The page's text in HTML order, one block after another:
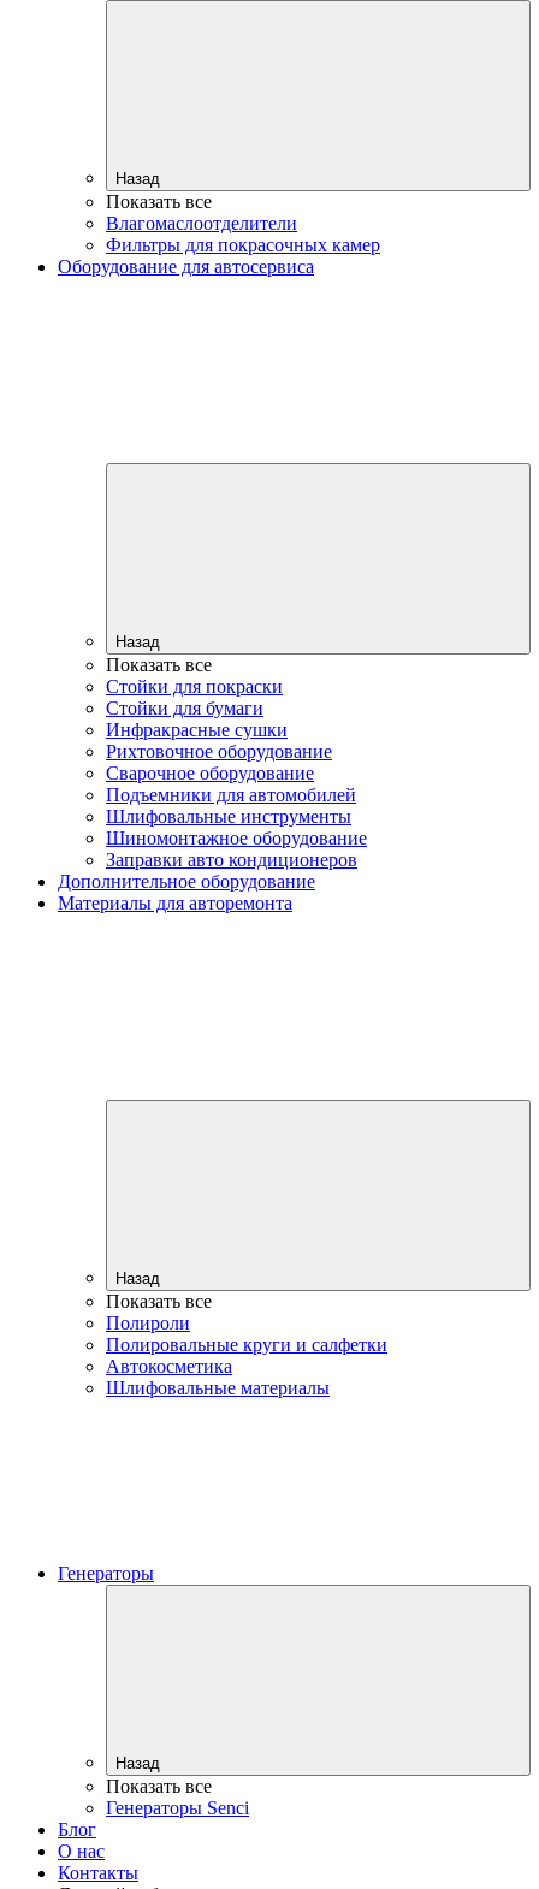
Назад
Показать все
Влагомаслоотделители
Фильтры для покрасочных камер
Оборудование для автосервиса
Назад
Показать все
Стойки для покраски
Стойки для бумаги
Инфракрасные сушки
Рихтовочное оборудование
Сварочное оборудование
Подъемники для автомобилей
Шлифовальные инструменты
Шиномонтажное оборудование
Заправки авто кондиционеров
Дополнительное оборудование
Материалы для авторемонта
Назад
Показать все
Полироли
Полировальные круги и салфетки
Автокосметика
Шлифовальные материалы
Генераторы
Назад
Показать все
Генераторы Senci
Блог
О нас
Контакты